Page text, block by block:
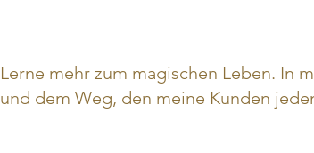
Lerne mehr zum magischen Leben. In
und dem Weg, den meine Kunden